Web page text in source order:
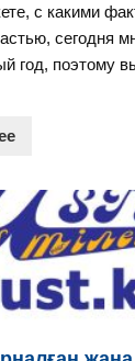
с какими
сегодня
год, поэтому